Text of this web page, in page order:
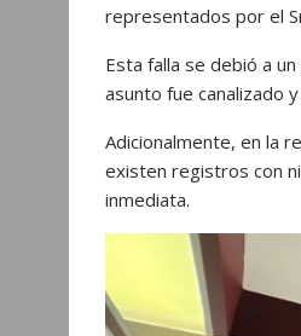
representados por el
Esta falla se debió a
asunto fue canalizado
Adicionalmente, en la
existen registros con
inmediata.